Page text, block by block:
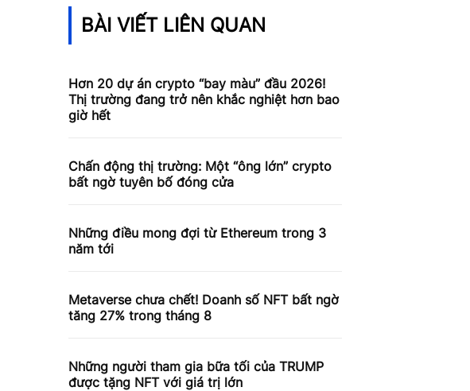
BÀI VIẾT LIÊN QUAN
Hơn 20 dự án crypto “bay màu” đầu 2026!
Thị trường đang trở nên khắc nghiệt hơn bao
giờ hết
Chấn động thị trường: Một “ông lớn” crypto
bất ngờ tuyên bố đóng cửa
Những điều mong đợi từ Ethereum trong 3
năm tới
Metaverse chưa chết! Doanh số NFT bất ngờ
tăng 27% trong tháng 8
Những người tham gia bữa tối của TRUMP
được tặng NFT với giá trị lớn